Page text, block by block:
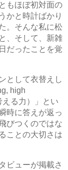
もほぼ初対面の
かと時計ばかり
。そんな私に松
、そして、新雑
だったことを覚
として衣替えし
high
る力）」とい
時に答えが返っ
びつくのではな
ことの大切さは
ビューが掲載さ